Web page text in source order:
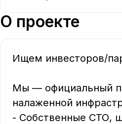
О проекте
Ищем инвесторов/
Мы — официальный
налаженной
- Собственные СТО,